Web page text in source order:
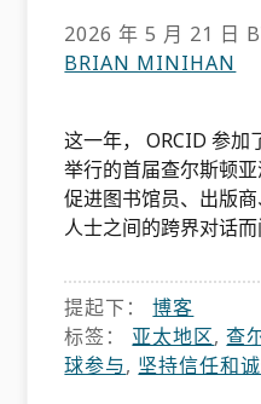
2026 年 5 月 21 日
BRIAN MINIHAN
这一年， ORCID 参
举行的首届查尔斯顿
促进图书馆员、出版
人士之间的跨界对话
提起下：博客
标签： 亚太地区,查
球参与, 坚持信任和